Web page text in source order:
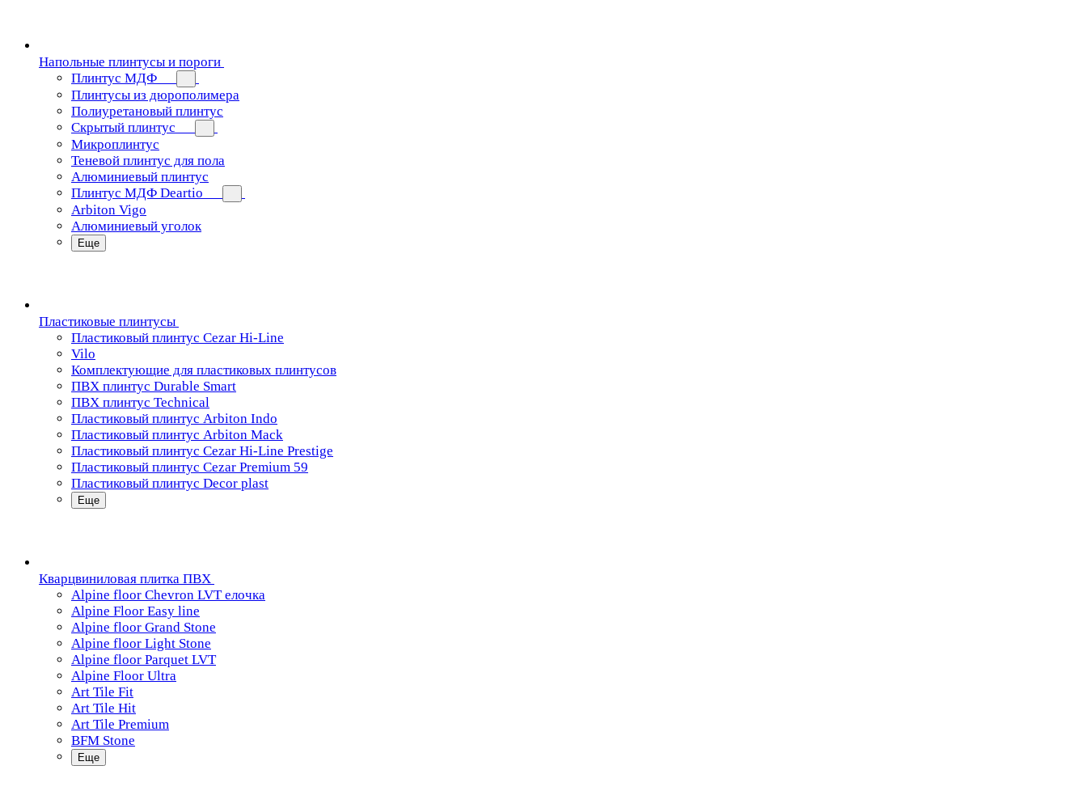
Напольные плинтусы и пороги
Плинтус МДФ
Плинтусы из дюрополимера
Полиуретановый плинтус
Скрытый плинтус
Микроплинтус
Теневой плинтус для пола
Алюминиевый плинтус
Плинтус МДФ Deartio
Arbiton Vigo
Алюминиевый уголок
Еще
Пластиковые плинтусы
Пластиковый плинтус Cezar Hi-Line
Vilo
Комплектующие для пластиковых плинтусов
ПВХ плинтус Durable Smart
ПВХ плинтус Technical
Пластиковый плинтус Arbiton Indo
Пластиковый плинтус Arbiton Mack
Пластиковый плинтус Cezar Hi-Line Prestige
Пластиковый плинтус Cezar Premium 59
Пластиковый плинтус Decor plast
Еще
Кварцвиниловая плитка ПВХ
Alpine floor Chevron LVT елочка
Alpine Floor Easy line
Alpine floor Grand Stone
Alpine floor Light Stone
Alpine floor Parquet LVT
Alpine Floor Ultra
Art Tile Fit
Art Tile Hit
Art Tile Premium
BFM Stone
Еще